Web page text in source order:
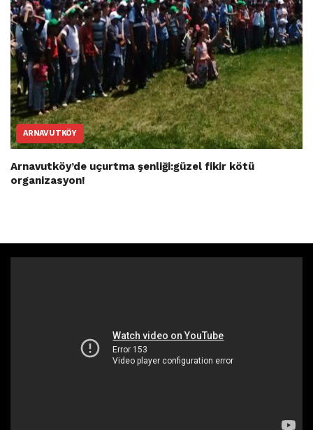
ARNAVUTKÖY
Arnavutköy’de uçurtma şenliği:güzel fikir kötü
organizasyon!